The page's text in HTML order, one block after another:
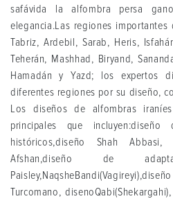
safávida la alfombra persa
elegancia.Las regiones
Tabriz, Ardebil, Sarab, Heris,
Teherán, Mashhad, Biryand,
Hamadán y Yazd; los expertos
diferentes regiones por su diseño,
Los diseños de alfombras
principales que
históricos,diseño Shah
Afshan,diseño de
Turcomano,